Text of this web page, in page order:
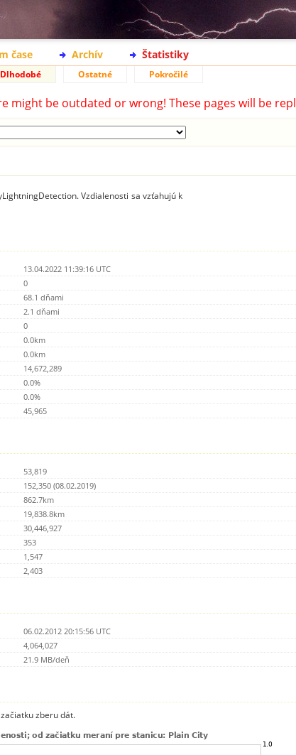
čase Archív Štatistiky
Dlhodobé Ostatné Pokročilé
might be outdated or wrong! These pages will be
Vzdialenosti sa vzťahujú k
13.04.2022 11:39:16 UTC
0
68.1 dňami
2.1 dňami
0
0.0km
0.0km
14,672,289
0.0%
0.0%
45,965
53,819
152,350 (08.02.2019)
862.7km
19,838.8km
30,446,927
353
1,547
2,403
06.02.2012 20:15:56 UTC
4,064,027
21.9 MB/deň
zberu dát.